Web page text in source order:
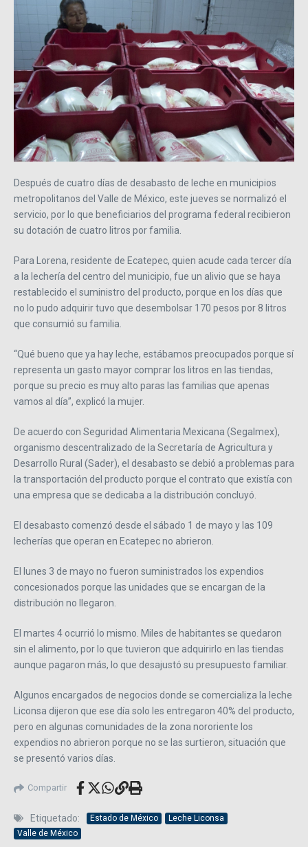
Después de cuatro días de desabasto de leche en municipios
metropolitanos del Valle de México, este jueves se normalizó el
servicio, por lo que beneficiarios del programa federal recibieron
su dotación de cuatro litros por familia.
Para Lorena, residente de Ecatepec, quien acude cada tercer día
a la lechería del centro del municipio, fue un alivio que se haya
restablecido el suministro del producto, porque en los días que
no lo pudo adquirir tuvo que desembolsar 170 pesos por 8 litros
que consumió su familia.
“Qué bueno que ya hay leche, estábamos preocupados porque sí
representa un gasto mayor comprar los litros en las tiendas,
porque su precio es muy alto paras las familias que apenas
vamos al día”, explicó la mujer.
De acuerdo con Seguridad Alimentaria Mexicana (Segalmex),
organismo descentralizado de la Secretaría de Agricultura y
Desarrollo Rural (Sader), el desabasto se debió a problemas para
la transportación del producto porque el contrato que existía con
una empresa que se dedicaba a la distribución concluyó.
El desabasto comenzó desde el sábado 1 de mayo y las 109
lecherías que operan en Ecatepec no abrieron.
El lunes 3 de mayo no fueron suministrados los expendios
concesionados porque las unidades que se encargan de la
distribución no llegaron.
El martes 4 ocurrió lo mismo. Miles de habitantes se quedaron
sin el alimento, por lo que tuvieron que adquirirlo en las tiendas
aunque pagaron más, lo que desajustó su presupuesto familiar.
Algunos encargados de negocios donde se comercializa la leche
Liconsa dijeron que ese día solo les entregaron 40% del producto,
pero en algunas comunidades de la zona nororiente los
expendios no abrieron porque no se las surtieron, situación que
se presentó varios días.
Compartir
Etiquetado: Estado de México
Leche Liconsa
Valle de México